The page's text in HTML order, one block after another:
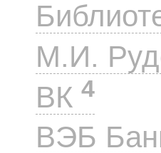
М.И.
ВК 4
ВЭБ